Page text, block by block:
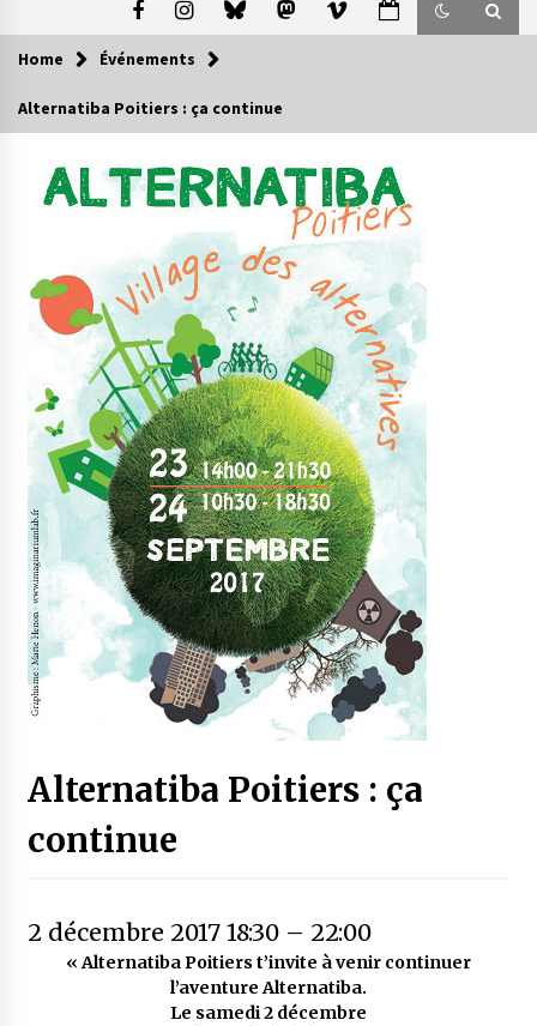
Home Événements
Alternatiba Poitiers : ça continue
Alternatiba Poitiers : ça
continue
2 décembre 2017 18:30– 22:00
« Alternatiba Poitiers t’invite à venir continuer
l’aventure Alternatiba.
Le samedi 2 décembre